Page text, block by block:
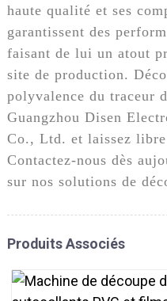
haute qualité et ses
garantissent des
faisant de lui un atout
site de production.
polyvalence du traceur
Guangzhou Disen
Co., Ltd. et laissez
Contactez-nous dès
sur nos solutions de
Produits Associés